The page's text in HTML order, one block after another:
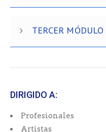
TERCER MÓDULO
DIRIGIDO A:
Profesionales
Artistas